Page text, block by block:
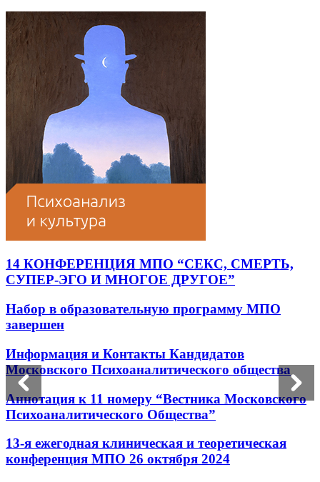
14 КОНФЕРЕНЦИЯ МПО “СЕКС, СМЕРТЬ,
СУПЕР-ЭГО И МНОГОЕ ДРУГОЕ”
Набор в образовательную программу МПО
завершен
Информация и Контакты Кандидатов
Московского Психоаналитического общества
Аннотация к 11 номеру “Вестника Московского
Психоаналитического Общества”
13-я ежегодная клиническая и теоретическая
конференция МПО 26 октября 2024